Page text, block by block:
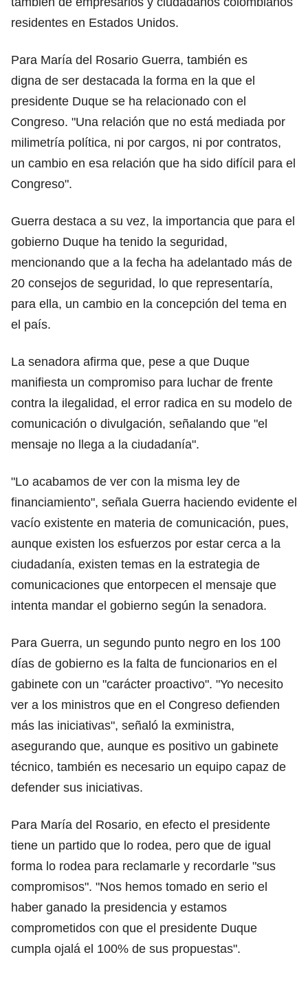
residentes en Estados Unidos.
Para María del Rosario Guerra, también es
digna de ser destacada la forma en la que el
presidente Duque se ha relacionado con el
Congreso. "Una relación que no está mediada por
milimetría política, ni por cargos, ni por contratos,
un cambio en esa relación que ha sido difícil para el
Congreso".
Guerra destaca a su vez, la importancia que para el
gobierno Duque ha tenido la seguridad,
mencionando que a la fecha ha adelantado más de
20 consejos de seguridad, lo que representaría,
para ella, un cambio en la concepción del tema en
el país.
La senadora afirma que, pese a que Duque
manifiesta un compromiso para luchar de frente
contra la ilegalidad, el error radica en su modelo de
comunicación o divulgación, señalando que "el
mensaje no llega a la ciudadanía".
"Lo acabamos de ver con la misma ley de
financiamiento", señala Guerra haciendo evidente el
vacío existente en materia de comunicación, pues,
aunque existen los esfuerzos por estar cerca a la
ciudadanía, existen temas en la estrategia de
comunicaciones que entorpecen el mensaje que
intenta mandar el gobierno según la senadora.
Para Guerra, un segundo punto negro en los 100
días de gobierno es la falta de funcionarios en el
gabinete con un "carácter proactivo". "Yo necesito
ver a los ministros que en el Congreso defienden
más las iniciativas", señaló la exministra,
asegurando que, aunque es positivo un gabinete
técnico, también es necesario un equipo capaz de
defender sus iniciativas.
Para María del Rosario, en efecto el presidente
tiene un partido que lo rodea, pero que de igual
forma lo rodea para reclamarle y recordarle "sus
compromisos". "Nos hemos tomado en serio el
haber ganado la presidencia y estamos
comprometidos con que el presidente Duque
cumpla ojalá el 100% de sus propuestas".